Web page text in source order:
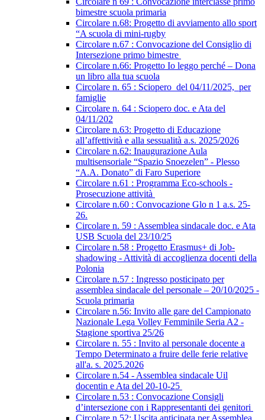
bimestre scuola primaria
Circolare n.68: Progetto di avviamento allo sport
“A scuola di mini-rugby
Circolare n.67 : Convocazione del Consiglio di
Intersezione primo bimestre
Circolare n.66: Progetto Io leggo perché – Dona
un libro alla tua scuola
Circolare n. 65 : Sciopero del 04/11/2025, per
famiglie
Circolare n. 64 : Sciopero doc. e Ata del
04/11/202
Circolare n.63: Progetto di Educazione
all’affettività e alla sessualità a.s. 2025/2026
Circolare n.62: Inaugurazione Aula
multisensoriale “Spazio Snoezelen” - Plesso
“A.A. Donato” di Faro Superiore
Circolare n.61 : Programma Eco-schools -
Prosecuzione attività
Circolare n.60 : Convocazione Glo n 1 a.s. 25-
26.
Circolare n. 59 : Assemblea sindacale doc. e Ata
USB Scuola del 23/10/25
Circolare n.58 : Progetto Erasmus+ di Job-
shadowing - Attività di accoglienza docenti della
Polonia
Circolare n.57 : Ingresso posticipato per
assemblea sindacale del personale – 20/10/2025 -
Scuola primaria
Circolare n.56: Invito alle gare del Campionato
Nazionale Lega Volley Femminile Seria A2 -
Stagione sportiva 25/26
Circolare n. 55 : Invito al personale docente a
Tempo Determinato a fruire delle ferie relative
all'a. s. 2025.2026
Circolare n.54 - Assemblea sindacale Uil
docentin e Ata del 20-10-25
Circolare n.53 : Convocazione Consigli
d’intersezione con i Rappresentanti dei genitori